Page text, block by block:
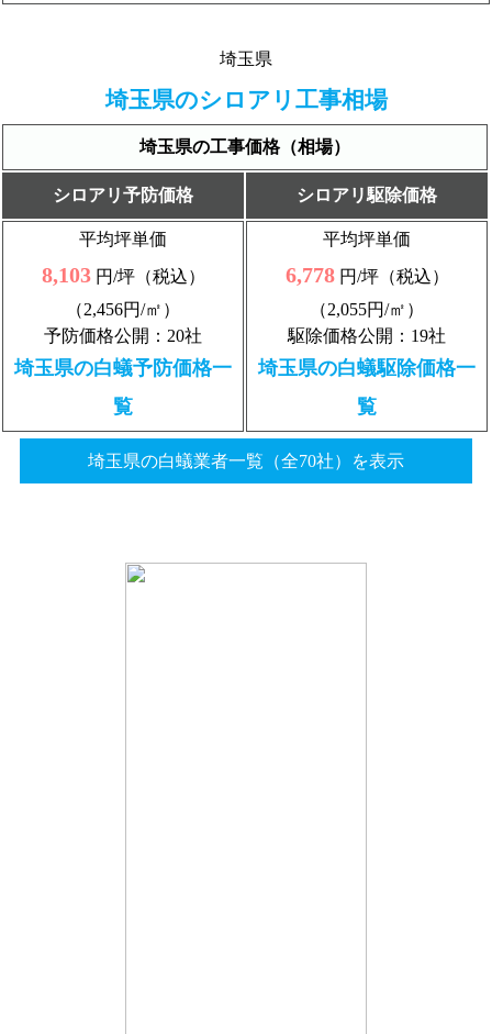
埼玉県
埼玉県のシロアリ工事相場
埼玉県の工事価格（相場）
シロアリ予防価格 シロアリ駆除価格
平均坪単価
8,103円/坪（税込）
（2,456円/㎡）
予防価格公開：20社
埼玉県の白蟻予防価格一
覧
平均坪単価
6,778円/坪（税込）
（2,055円/㎡）
駆除価格公開：19社
埼玉県の白蟻駆除価格一
覧
埼玉県の白蟻業者一覧（全70社）を表示